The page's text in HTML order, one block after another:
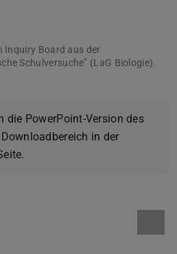
Inquiry Board aus der
Schulversuche” (LaG Biologie).
die PowerPoint-Version des
in der